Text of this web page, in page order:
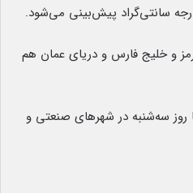
سانتی‌گراد پیش‌بینی می‌شود.
و خلیج فارس و دریای عمان هم
روز سه‌شنبه در شهرهای صنعتی و